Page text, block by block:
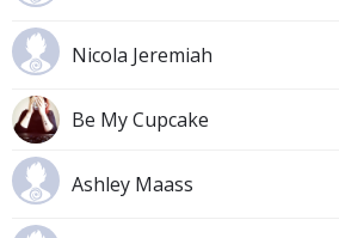
Nicola Jeremiah
Be My Cupcake
Ashley Maass